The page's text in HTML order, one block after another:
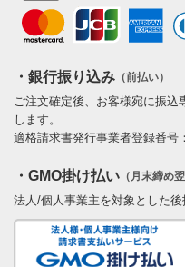
・銀行振り込み （前払い）
ご注文確定後、お客様宛に振込
します。
適格請求書発行事業者登録番号
・GMO掛け払い （月末締め
法人/個人事業主を対象とした後